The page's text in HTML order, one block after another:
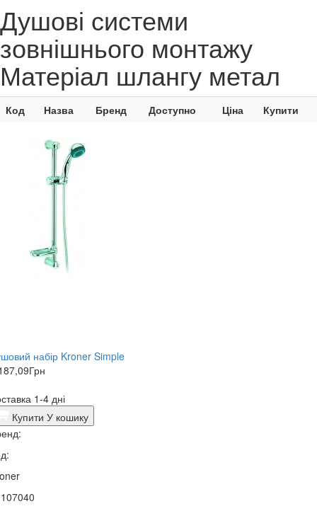
Душові системи
зовнішнього монтажу
Матеріал шлангу метал
Код Назва Бренд Доступно Ціна Купити
набір Kroner Simple
Грн
1-4 дні
Купити У кошику